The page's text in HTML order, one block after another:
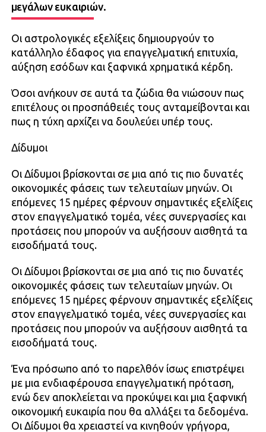
μεγάλων ευκαιριών.
Οι αστρολογικές εξελίξεις δημιουργούν το
κατάλληλο έδαφος για επαγγελματική επιτυχία,
αύξηση εσόδων και ξαφνικά χρηματικά κέρδη.
Όσοι ανήκουν σε αυτά τα ζώδια θα νιώσουν πως
επιτέλους οι προσπάθειές τους ανταμείβονται και
πως η τύχη αρχίζει να δουλεύει υπέρ τους.
Δίδυμοι
Οι Δίδυμοι βρίσκονται σε μια από τις πιο δυνατές
οικονομικές φάσεις των τελευταίων μηνών. Οι
επόμενες 15 ημέρες φέρνουν σημαντικές εξελίξεις
στον επαγγελματικό τομέα, νέες συνεργασίες και
προτάσεις που μπορούν να αυξήσουν αισθητά τα
εισοδήματά τους.
Οι Δίδυμοι βρίσκονται σε μια από τις πιο δυνατές
οικονομικές φάσεις των τελευταίων μηνών. Οι
επόμενες 15 ημέρες φέρνουν σημαντικές εξελίξεις
στον επαγγελματικό τομέα, νέες συνεργασίες και
προτάσεις που μπορούν να αυξήσουν αισθητά τα
εισοδήματά τους.
Ένα πρόσωπο από το παρελθόν ίσως επιστρέψει
με μια ενδιαφέρουσα επαγγελματική πρόταση,
ενώ δεν αποκλείεται να προκύψει και μια ξαφνική
οικονομική ευκαιρία που θα αλλάξει τα δεδομένα.
Οι Δίδυμοι θα χρειαστεί να κινηθούν γρήγορα,